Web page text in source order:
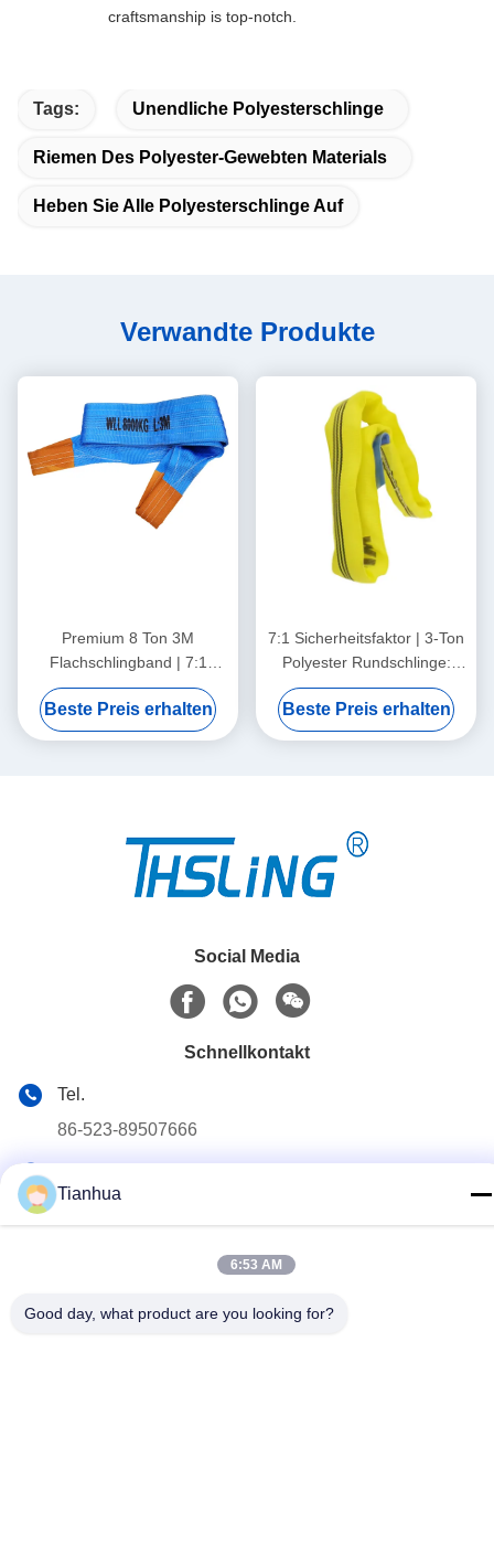
craftsmanship is top-notch.
Tags: Unendliche Polyesterschlinge
Riemen Des Polyester-Gewebten Materials
Heben Sie Alle Polyesterschlinge Auf
Verwandte Produkte
Premium 8 Ton 3M
Flachschlingband | 7:1
Sicherheitsfaktor |
Hochfestes Polyester-
Hebegurtband für industrielle
Beste Preis erhalten
7:1 Sicherheitsfaktor | 3-Ton
Polyester Rundschlinge:
CE/EN 1492-2 konform für
ultimative Anschlagsicherheit
Beste Preis erhalten
Social Media
Schnellkontakt
Tel.
86-523-89507666
info@tianhua-rigging.com
Nr. 8, Xinqiao Road, Industriegebiet Lingang, Bezirk
Tianhua
6:53 AM
Good day, what product are you looking for?